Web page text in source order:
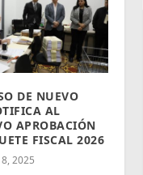
DE NUEVO
AL
APROBACIÓN
FISCAL 2026
2025